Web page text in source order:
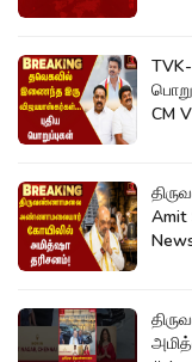
CM
Amit